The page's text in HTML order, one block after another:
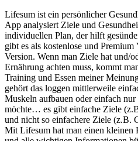
Lifesum ist ein persönlicher
App analysiert Ziele und
individuellen Plan, der hilft
gibt es als kostenlose und
Version. Wenn man Ziele hat und/
Ernährung achten muss, kommt
Training und Essen meiner
gehört das loggen mittlerweile
Muskeln aufbauen oder einfach nur
möchte… es gibt einfache Ziele
und nicht so einfachere Ziele (z.B.
Mit Lifesum hat man einen kleinen